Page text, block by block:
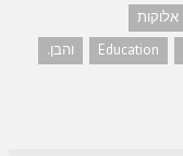
אלוקות
Education
והבן.